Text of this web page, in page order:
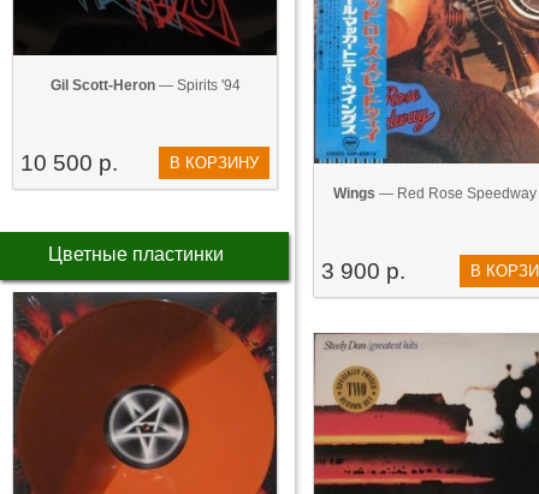
Gil Scott-Heron— Spirits '94
10 500 р. В КОРЗИНУ
Цветные пластинки
Wings — Red Rose Speedway
3 900 р. В